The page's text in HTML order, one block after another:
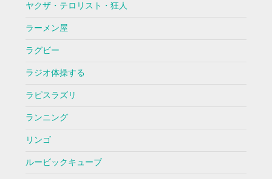
ヤクザ・テロリスト・狂人
ラーメン屋
ラグビー
ラジオ体操する
ラピスラズリ
ランニング
リンゴ
ルービックキューブ